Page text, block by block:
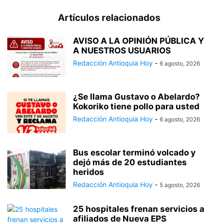
Artículos relacionados
AVISO A LA OPINIÓN PÚBLICA Y
A NUESTROS USUARIOS
Redacción Antioquia Hoy - 6 agosto, 2026
¿Se llama Gustavo o Abelardo?
Kokoriko tiene pollo para usted
Redacción Antioquia Hoy - 6 agosto, 2026
Bus escolar terminó volcado y
dejó más de 20 estudiantes
heridos
Redacción Antioquia Hoy - 5 agosto, 2026
25 hospitales frenan servicios a
afiliados de Nueva EPS